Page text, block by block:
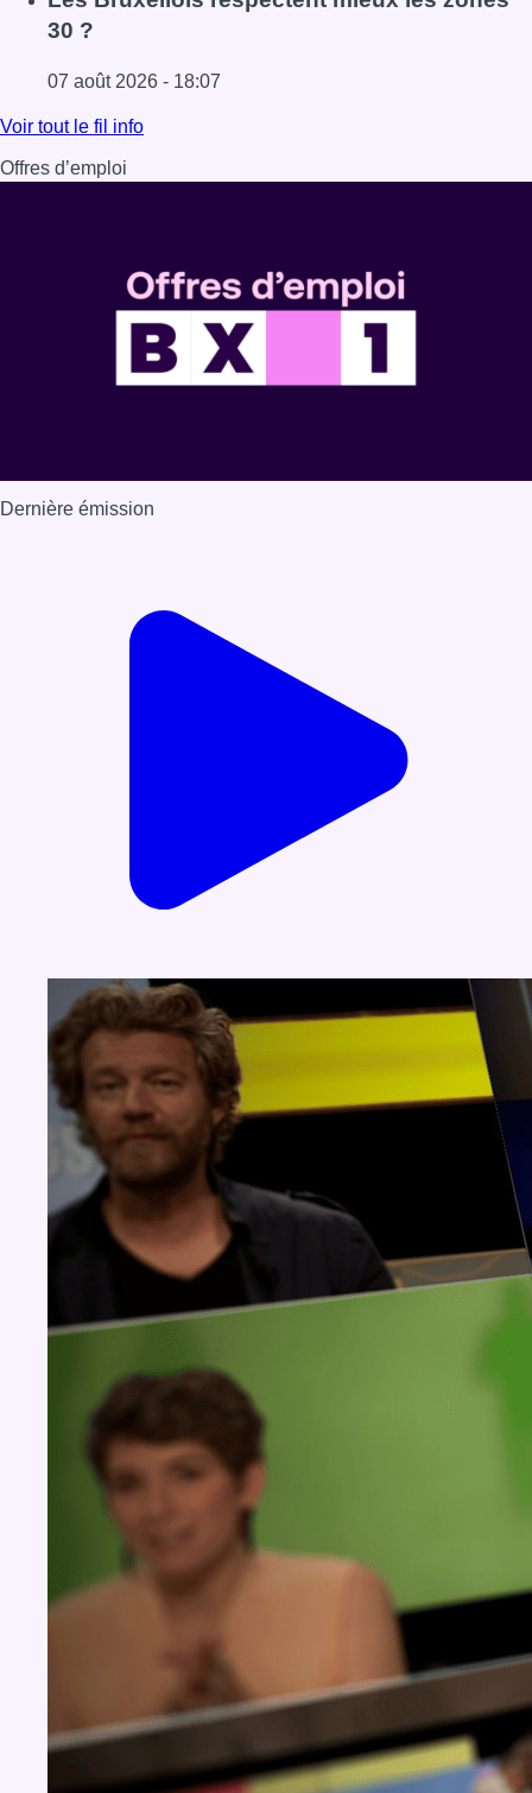
30 ?
07 août 2026 - 18:07
Lire l'article Les Bruxellois respectent mieux les zones 30
Voir tout le fil info
Offres d’emploi
Dernière émission